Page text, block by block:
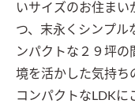
いサイズのお住まい
つ、末永くシンプル
ンパクトな２９坪
境を活かした気持ち
コンパクトなLDKに